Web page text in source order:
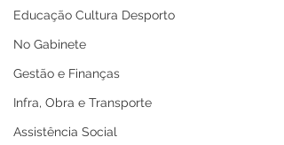
Educação Cultura Desporto
No Gabinete
Gestão e Finanças
Infra, Obra e Transporte
Assistência Social